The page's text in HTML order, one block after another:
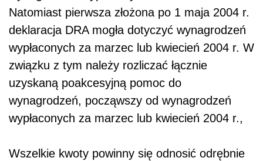
Natomiast pierwsza złożona po 1 maja 2004 r.
deklaracja DRA mogła dotyczyć wynagrodzeń
wypłaconych za marzec lub kwiecień 2004 r. W
związku z tym należy rozliczać łącznie
uzyskaną poakcesyjną pomoc do
wynagrodzeń, począwszy od wynagrodzeń
wypłaconych za marzec lub kwiecień 2004 r.,
Wszelkie kwoty powinny się odnosić odrębnie